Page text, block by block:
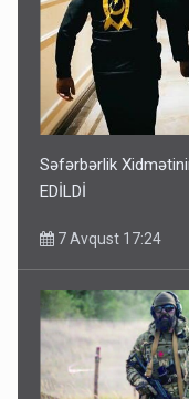
Səfərbərlik
EDİLDİ
7 Avqust 17:24